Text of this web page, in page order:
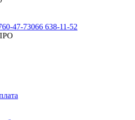
47-73066 638-11-52